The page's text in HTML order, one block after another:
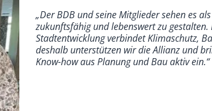
„Der BDB und seine Mitglieder sehen es
zukunftsfähig und lebenswert zu gestalten.
Stadtentwicklung verbindet Klimaschutz,
deshalb unterstützen wir die Allianz und
Know-how aus Planung und Bau aktiv ein.“